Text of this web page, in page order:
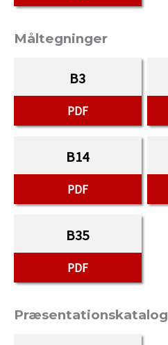
Måltegninger
B3
PDF
B14
PDF
B35
PDF
Præsentationskatalog